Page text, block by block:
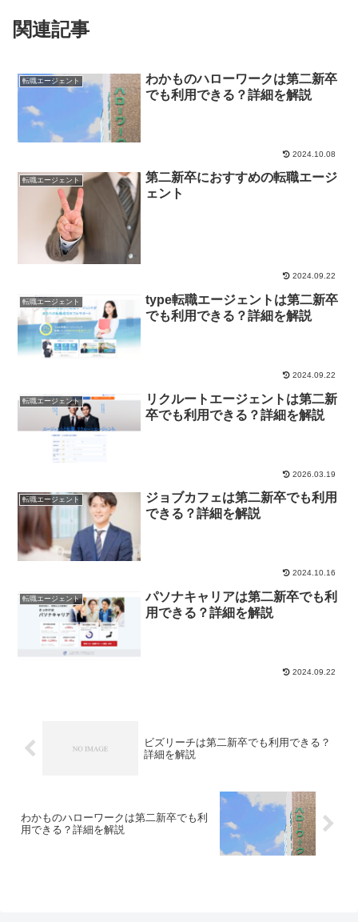
関連記事
転職エージェント
わかものハローワークは第二新卒
でも利用できる？詳細を解説
2024.10.08
転職エージェント
第二新卒におすすめの転職エージ
ェント
2024.09.22
転職エージェント
type転職エージェントは第二新卒
でも利用できる？詳細を解説
2024.09.22
転職エージェント
リクルートエージェントは第二新
卒でも利用できる？詳細を解説
2026.03.19
転職エージェント
ジョブカフェは第二新卒でも利用
できる？詳細を解説
2024.10.16
転職エージェント
パソナキャリアは第二新卒でも利
用できる？詳細を解説
2024.09.22
ビズリーチは第二新卒でも利用できる？
詳細を解説
わかものハローワークは第二新卒でも利
用できる？詳細を解説